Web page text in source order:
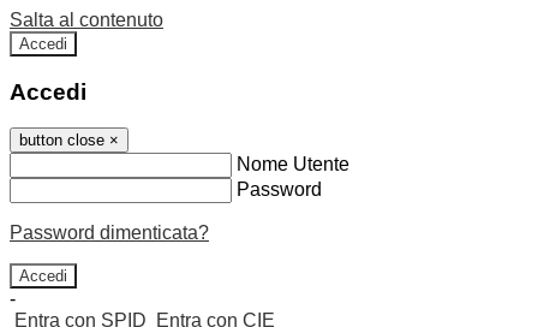
Salta al contenuto
Accedi
Accedi
button close ×
Nome Utente
Password
Password dimenticata?
-
Entra con SPID
Entra con CIE